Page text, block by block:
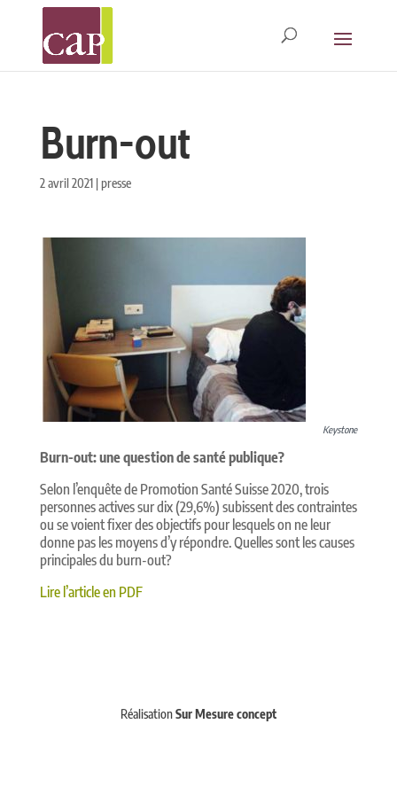
Burn-out
2 avril 2021|presse
Keystone
Burn-out: une question de santé publique?
Selon l’enquête de Promotion Santé Suisse 2020, trois
personnes actives sur dix (29,6%) subissent des contraintes
ou se voient fixer des objectifs pour lesquels on ne leur
donne pas les moyens d’y répondre. Quelles sont les causes
principales du burn-out?
Lire l’article en PDF
RéalisationSur Mesure concept